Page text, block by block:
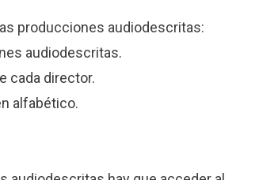
producciones audiodescritas:
audiodescritas.
cada director.
alfabético.